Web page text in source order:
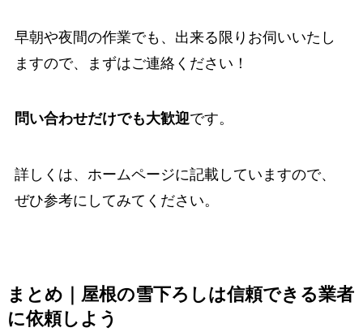
早朝や夜間の作業でも、出来る限りお伺いいたし
ますので、まずはご連絡ください！
問い合わせだけでも大歓迎です。
詳しくは、 ホームページに記載していますので、
ぜひ参考にしてみてください。
まとめ｜屋根の雪下ろしは信頼できる業者
に依頼しよう